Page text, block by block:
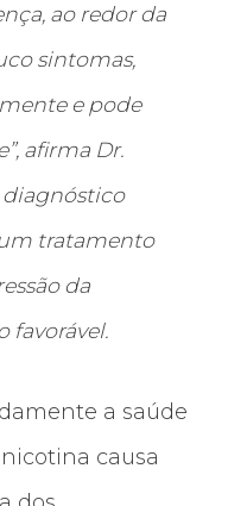
ao redor da
sintomas,
e pode
afirma Dr.
diagnóstico
tratamento
da
favorável.
a saúde
causa